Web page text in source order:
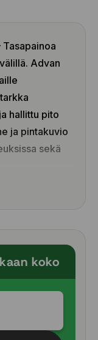
Tasapainoa
Advan
hallittu pito
ja pintakuvio
sekä
ja
ja
pitoa
ja
koko